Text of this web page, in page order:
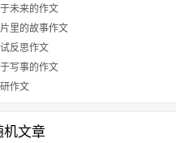
未来的作文
里的故事作文
反思作文
写事的作文
作文
机文章